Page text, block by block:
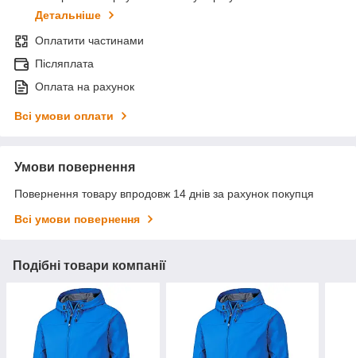
Детальніше
Оплатити частинами
Післяплата
Оплата на рахунок
Всі умови оплати
Умови повернення
Повернення товару впродовж 14 днів за рахунок покупця
Всі умови повернення
Подібні товари компанії